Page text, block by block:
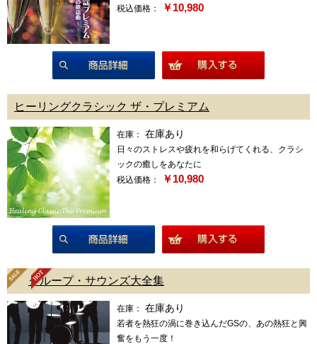
税込価格：
￥10,980
ヒーリングクラシック ザ・プレミアム
在庫： 在庫あり
日々のストレスや疲れを和らげてくれる、クラシ
ックの癒しをあなたに
税込価格：
￥10,980
グループ・サウンズ大全集
在庫： 在庫あり
若者を熱狂の渦に巻き込んだGSの、あの熱狂と興
奮をもう一度！